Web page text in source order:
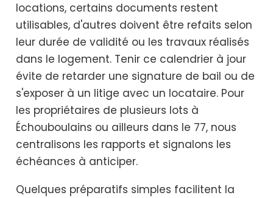
locations, certains documents restent
utilisables, d'autres doivent être refaits selon
leur durée de validité ou les travaux réalisés
dans le logement. Tenir ce calendrier à jour
évite de retarder une signature de bail ou de
s'exposer à un litige avec un locataire. Pour
les propriétaires de plusieurs lots à
Échouboulains ou ailleurs dans le 77, nous
centralisons les rapports et signalons les
échéances à anticiper.
Quelques préparatifs simples facilitent la